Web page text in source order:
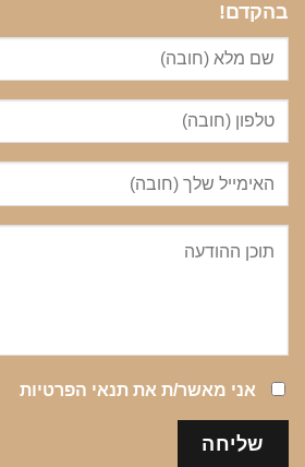
בהקדם!
אני מאשר/ת את תנאי הפרטיות